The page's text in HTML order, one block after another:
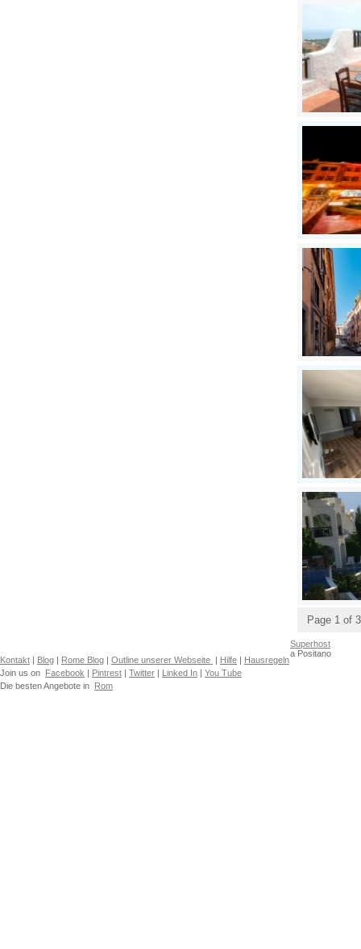
Page 1 of 3
Kontakt | Blog | Rome Blog | Outline unserer Webseite | Hilfe | Hausregeln
Join us on Facebook | Pintrest | Twitter | Linked In | You Tube
Die besten Angebote in Rom
Superhost
a Positano